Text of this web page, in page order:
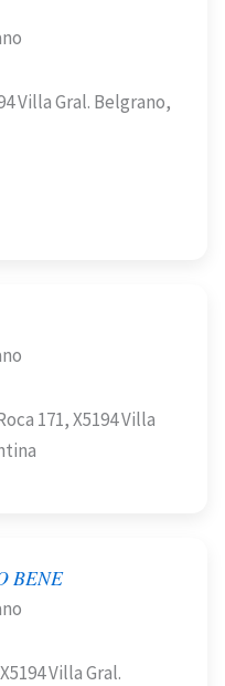
Villa Gral. Belgrano,
171, X5194 Villa
BENE
Villa Gral.